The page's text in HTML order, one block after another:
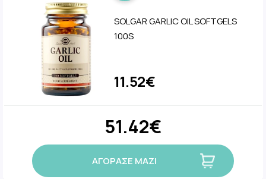
SOLGAR GARLIC OIL SOFTGELS
100S
11.52€
51.42€
ΑΓΟΡΑΣΕ ΜΑΖΙ